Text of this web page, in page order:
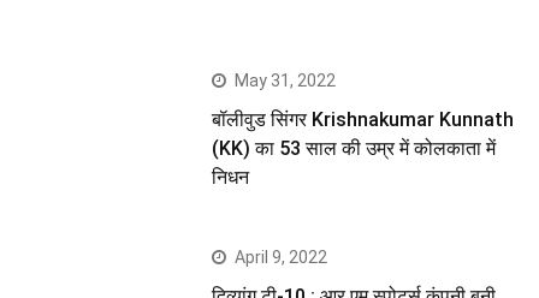
May 31, 2022
बॉलीवुड सिंगर Krishnakumar Kunnath
(KK) का 53 साल की उम्र में कोलकाता में
निधन
April 9, 2022